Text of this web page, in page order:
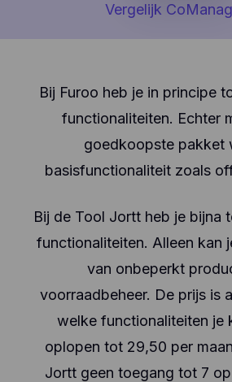
Vergelijk
Bij Furoo heb je in principe
functionaliteiten. Echter
goedkoopste pakket
basisfunctionaliteit zoals
Bij de Tool Jortt heb je bijna
functionaliteiten. Alleen kan
van onbeperkt
voorraadbeheer. De prijs is
welke functionaliteiten je
oplopen tot 29,50 per
Jortt geen toegang tot 7